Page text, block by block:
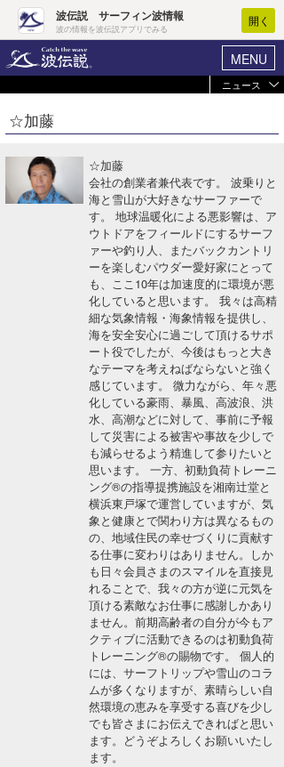
波伝説 サーフィン波情報
波の情報を波伝説アプリでみる
開く
MENU
ヘルプ マイホーム
ログイン
新規会員登録
波情報･概況
WAVE HUNTER 波予想ツール
サーフィンエリアガイド
会員メニュー
今月のプレゼント
☆加藤
☆加藤
会社の創業者兼代表です。 波乗りと
海と雪山が大好きなサーファーで
す。 地球温暖化による悪影響は、ア
ウトドアをフィールドにするサーフ
ァーや釣り人、またバックカントリ
ーを楽しむパウダー愛好家にとって
も、ここ10年は加速度的に環境が悪
化していると思います。 我々は高精
細な気象情報・海象情報を提供し、
海を安全安心に過ごして頂けるサポ
ート役でしたが、今後はもっと大き
なテーマを考えねばならないと強く
感じています。 微力ながら、年々悪
化している豪雨、暴風、高波浪、洪
水、高潮などに対して、事前に予報
して災害による被害や事故を少しで
も減らせるよう精進して参りたいと
思います。 一方、初動負荷トレーニ
ング®の指導提携施設を湘南辻堂と
横浜東戸塚で運営していますが、気
象と健康とで関わり方は異なるもの
の、地域住民の幸せづくりに貢献す
る仕事に変わりはありません。しか
も日々会員さまのスマイルを直接見
れることで、我々の方が逆に元気を
頂ける素敵なお仕事に感謝しかあり
ません。前期高齢者の自分が今もア
クティブに活動できるのは初動負荷
トレーニング®の賜物です。 個人的
には、サーフトリップや雪山のコラ
ムが多くなりますが、素晴らしい自
然環境の恵みを享受する喜びを少し
でも皆さまにお伝えできればと思い
ます。どうぞよろしくお願いいたし
ます。
ニュース
Core Surf Japan
コンテスト
ファッション/グッズ
アート＆エンタメ
ショップ情報
ショップ情報
ルール＆How to
サーファーズ